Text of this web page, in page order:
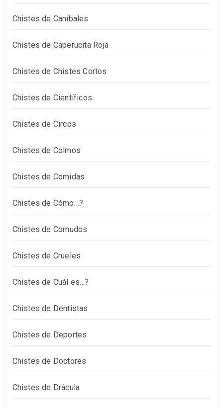
Chistes de Caníbales
Chistes de Caperucita Roja
Chistes de Chistes Cortos
Chistes de Científicos
Chistes de Circos
Chistes de Colmos
Chistes de Comidas
Chistes de Cómo…?
Chistes de Cornudos
Chistes de Crueles
Chistes de Cuál es…?
Chistes de Dentistas
Chistes de Deportes
Chistes de Doctores
Chistes de Drácula